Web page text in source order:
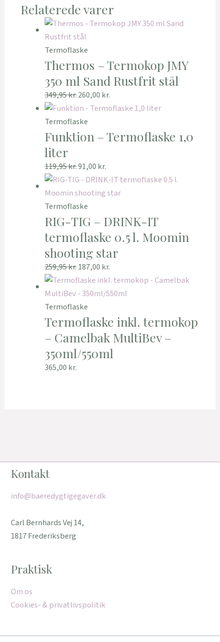
Relaterede varer
Termoflaske
Thermos – Termokop JMY
350 ml Sand Rustfrit stål
349,95kr.260,00 kr.
Termoflaske
Funktion – Termoflaske 1,0
liter
119,95kr.91,00 kr.
Termoflaske
RIG-TIG – DRINK-IT
termoflaske 0.5 l. Moomin
shooting star
259,95kr.187,00 kr.
Termoflaske
Termoflaske inkl. termokop
– Camelbak MultiBev –
350ml/550ml
365,00 kr.
Kontakt
info@baeredygtigegaver.dk
Carl Bernhards Vej 14,
1817 Frederiksberg
Praktisk
Om os
Cookies- & privatlivspolitik